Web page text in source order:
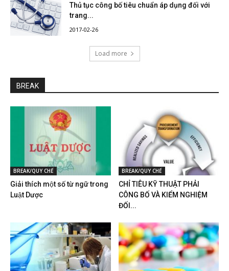
Thủ tục công bố tiêu chuẩn áp dụng đối với
trang...
2017-02-26
Load more
BREAK
BREAK/QUY CHẾ
Giải thích một số từ ngữ trong
Luật Dược
BREAK/QUY CHẾ
CHỈ TIÊU KỸ THUẬT PHẢI
CÔNG BỐ VÀ KIỂM NGHIỆM
ĐỐI...